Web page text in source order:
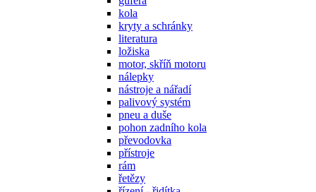
kola
kryty a schránky
literatura
ložiska
motor, skříň motoru
nálepky
nástroje a nářadí
palivový systém
pneu a duše
pohon zadního kola
převodovka
přístroje
rám
řetězy